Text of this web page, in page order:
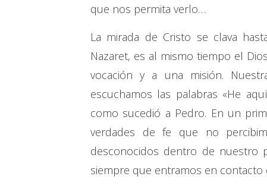
que nos permita verlo…
La mirada de Cristo se clava
Nazaret, es al mismo tiempo el
vocación y a una misión.
escuchamos las palabras «He
como sucedió a Pedro. En un
verdades de fe que no
desconocidos dentro de nuestro
siempre que entramos en contacto